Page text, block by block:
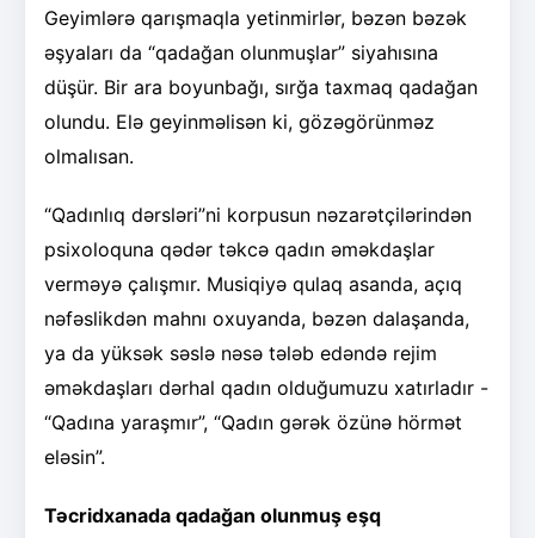
Geyimlərə qarışmaqla yetinmirlər, bəzən bəzək
əşyaları da “qadağan olunmuşlar” siyahısına
düşür. Bir ara boyunbağı, sırğa taxmaq qadağan
olundu. Elə geyinməlisən ki, gözəgörünməz
olmalısan.
“Qadınlıq dərsləri”ni korpusun nəzarətçilərindən
psixoloquna qədər təkcə qadın əməkdaşlar
verməyə çalışmır. Musiqiyə qulaq asanda, açıq
nəfəslikdən mahnı oxuyanda, bəzən dalaşanda,
ya da yüksək səslə nəsə tələb edəndə rejim
əməkdaşları dərhal qadın olduğumuzu xatırladır -
“Qadına yaraşmır”, “Qadın gərək özünə hörmət
eləsin”.
Təcridxanada qadağan olunmuş eşq